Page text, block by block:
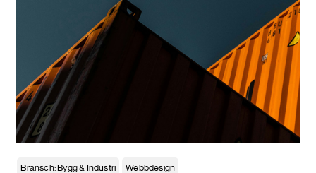
Bransch: Bygg & Industri Webbdesign